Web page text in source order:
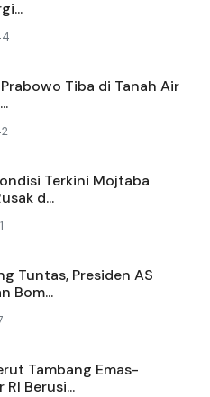
Tiba di Tanah Air
Terkini Mojtaba
d...
Tuntas, Presiden AS
Bom...
Tambang Emas-
Berusi...